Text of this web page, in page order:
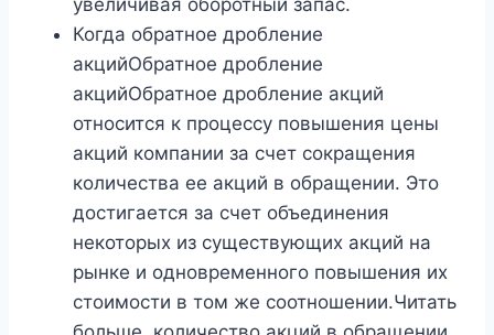
Когда обратное дробление
акцийОбратное дробление
акцийОбратное дробление акций
относится к процессу повышения цены
акций компании за счет сокращения
количества ее акций в обращении. Это
достигается за счет объединения
некоторых из существующих акций на
рынке и одновременного повышения их
стоимости в том же соотношении.Читать